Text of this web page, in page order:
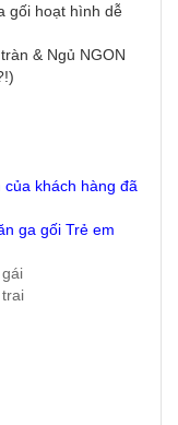
gối hoạt hình dễ
& Ngủ NGON
của khách hàng đã
ga gối Trẻ em